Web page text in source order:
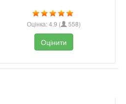
Оцінка:4.9 ( 558)
Оцінити